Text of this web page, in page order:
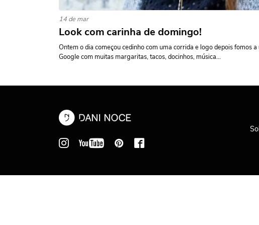
14 de mar
Look com carinha de domingo!
Ontem o dia começou cedinho com uma corrida e logo depois fomos
Google com muitas margaritas, tacos, docinhos, música...